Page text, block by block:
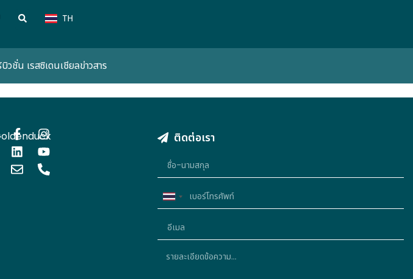
TH
CN
วชั่น เรสซิเดนเชียลข่าวสาร
ติดต่อเรา
Thailand